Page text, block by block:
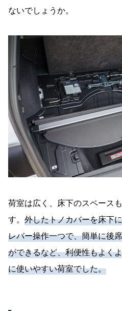
ないでしょうか。
荷室は広く、床下のスペース
す。 外したトノカバーを床下
レバー操作一つで、簡単に後
ができるなど、利便性もよく
に使いやすい荷室でした。